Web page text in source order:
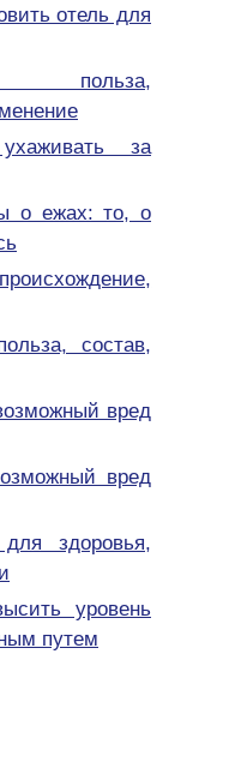
отель для
польза,
за
о ежах: то, о
состав,
вред
вред
здоровья,
уровень
путем